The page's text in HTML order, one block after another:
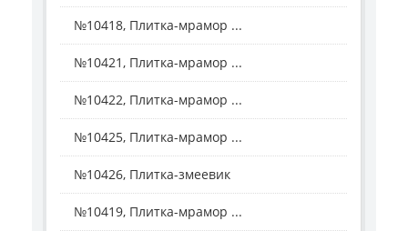
№10418, Плитка-мрамор ...
№10421, Плитка-мрамор ...
№10422, Плитка-мрамор ...
№10425, Плитка-мрамор ...
№10426, Плитка-змеевик
№10419, Плитка-мрамор ...